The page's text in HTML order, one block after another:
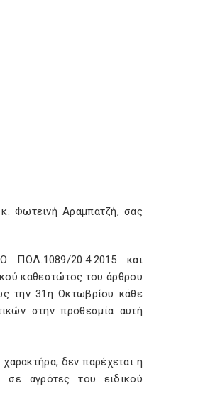
Φωτεινή Αραμπατζή, σας
20.4.2015 και
καθεστώτος του άρθρου
την 31η Οκτωβρίου κάθε
στην προθεσμία αυτή
δεν παρέχεται η
σε αγρότες του ειδικού